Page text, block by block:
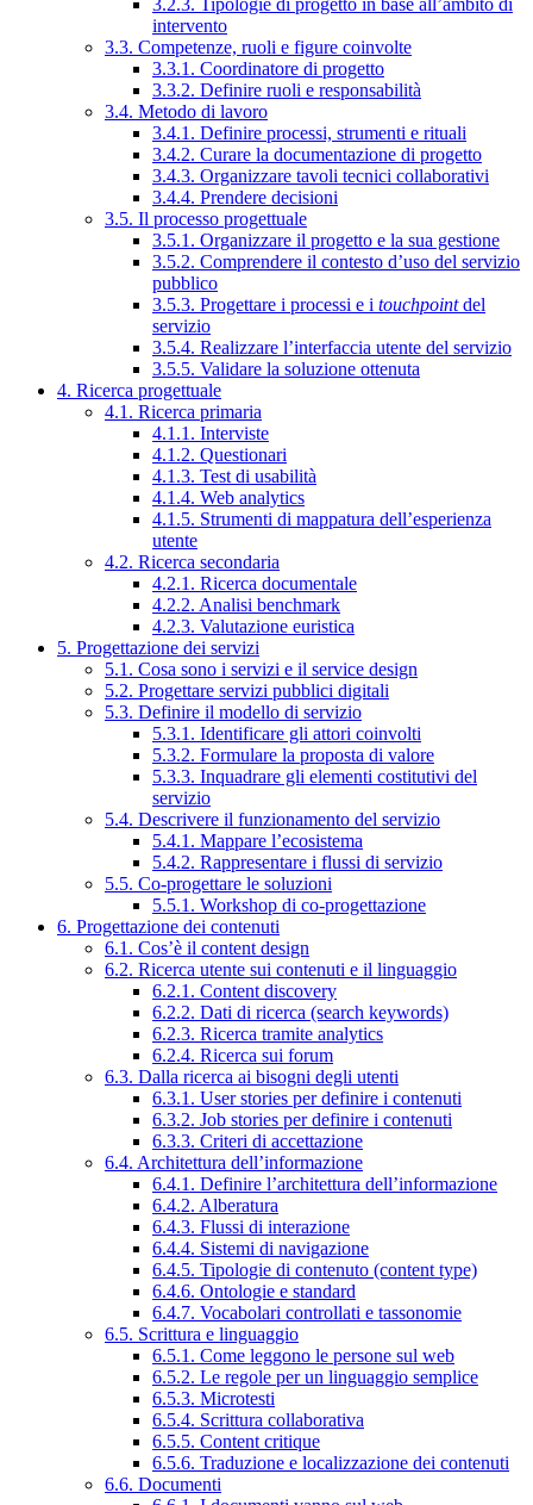
3.2.3. Tipologie di progetto in base all’ambito di
intervento
3.3. Competenze, ruoli e figure coinvolte
3.3.1. Coordinatore di progetto
3.3.2. Definire ruoli e responsabilità
3.4. Metodo di lavoro
3.4.1. Definire processi, strumenti e rituali
3.4.2. Curare la documentazione di progetto
3.4.3. Organizzare tavoli tecnici collaborativi
3.4.4. Prendere decisioni
3.5. Il processo progettuale
3.5.1. Organizzare il progetto e la sua gestione
3.5.2. Comprendere il contesto d’uso del servizio
pubblico
3.5.3. Progettare i processi e i touchpointdel
servizio
3.5.4. Realizzare l’interfaccia utente del servizio
3.5.5. Validare la soluzione ottenuta
4. Ricerca progettuale
4.1. Ricerca primaria
4.1.1. Interviste
4.1.2. Questionari
4.1.3. Test di usabilità
4.1.4. Web analytics
4.1.5. Strumenti di mappatura dell’esperienza
utente
4.2. Ricerca secondaria
4.2.1. Ricerca documentale
4.2.2. Analisi benchmark
4.2.3. Valutazione euristica
5. Progettazione dei servizi
5.1. Cosa sono i servizi e il service design
5.2. Progettare servizi pubblici digitali
5.3. Definire il modello di servizio
5.3.1. Identificare gli attori coinvolti
5.3.2. Formulare la proposta di valore
5.3.3. Inquadrare gli elementi costitutivi del
servizio
5.4. Descrivere il funzionamento del servizio
5.4.1. Mappare l’ecosistema
5.4.2. Rappresentare i flussi di servizio
5.5. Co-progettare le soluzioni
5.5.1. Workshop di co-progettazione
6. Progettazione dei contenuti
6.1. Cos’è il content design
6.2. Ricerca utente sui contenuti e il linguaggio
6.2.1. Content discovery
6.2.2. Dati di ricerca (search keywords)
6.2.3. Ricerca tramite analytics
6.2.4. Ricerca sui forum
6.3. Dalla ricerca ai bisogni degli utenti
6.3.1. User stories per definire i contenuti
6.3.2. Job stories per definire i contenuti
6.3.3. Criteri di accettazione
6.4. Architettura dell’informazione
6.4.1. Definire l’architettura dell’informazione
6.4.2. Alberatura
6.4.3. Flussi di interazione
6.4.4. Sistemi di navigazione
6.4.5. Tipologie di contenuto (content type)
6.4.6. Ontologie e standard
6.4.7. Vocabolari controllati e tassonomie
6.5. Scrittura e linguaggio
6.5.1. Come leggono le persone sul web
6.5.2. Le regole per un linguaggio semplice
6.5.3. Microtesti
6.5.4. Scrittura collaborativa
6.5.5. Content critique
6.5.6. Traduzione e localizzazione dei contenuti
6.6. Documenti